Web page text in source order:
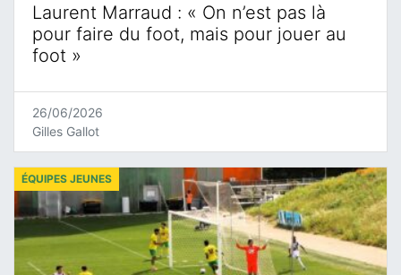
Laurent Marraud : « On n’est pas là
pour faire du foot, mais pour jouer au
foot »
26/06/2026
Gilles Gallot
ÉQUIPES JEUNES